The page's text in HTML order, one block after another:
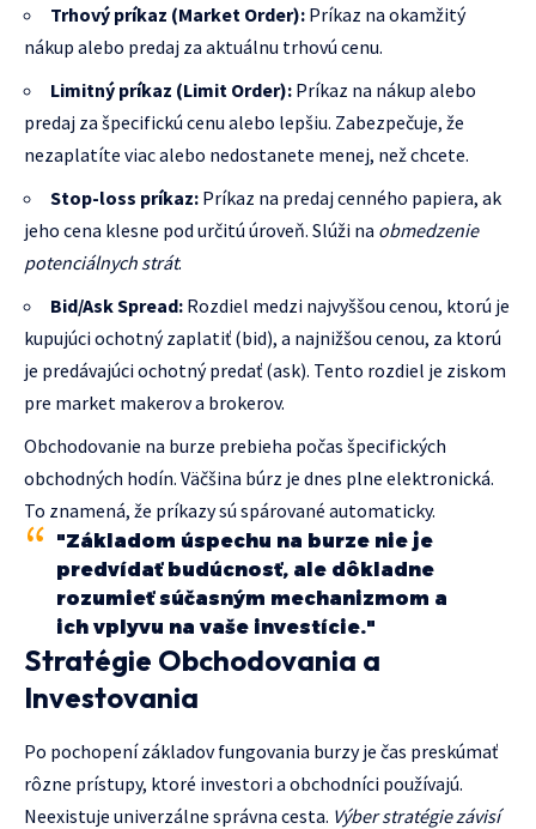
Trhový príkaz (Market Order): Príkaz na okamžitý
nákup alebo predaj za aktuálnu trhovú cenu.
Limitný príkaz (Limit Order): Príkaz na nákup alebo
predaj za špecifickú cenu alebo lepšiu. Zabezpečuje, že
nezaplatíte viac alebo nedostanete menej, než chcete.
Stop-loss príkaz: Príkaz na predaj cenného papiera, ak
jeho cena klesne pod určitú úroveň. Slúži na obmedzenie
potenciálnych strát.
Bid/Ask Spread: Rozdiel medzi najvyššou cenou, ktorú je
kupujúci ochotný zaplatiť (bid), a najnižšou cenou, za ktorú
je predávajúci ochotný predať (ask). Tento rozdiel je ziskom
pre market makerov a brokerov.
Obchodovanie na burze prebieha počas špecifických
obchodných hodín. Väčšina búrz je dnes plne elektronická.
To znamená, že príkazy sú spárované automaticky.
"Základom úspechu na burze nie je
predvídať budúcnosť, ale dôkladne
rozumieť súčasným mechanizmom a
ich vplyvu na vaše investície."
Stratégie Obchodovania a
Investovania
Po pochopení základov fungovania burzy je čas preskúmať
rôzne prístupy, ktoré investori a obchodníci používajú.
Neexistuje univerzálne správna cesta. Výber stratégie závisí